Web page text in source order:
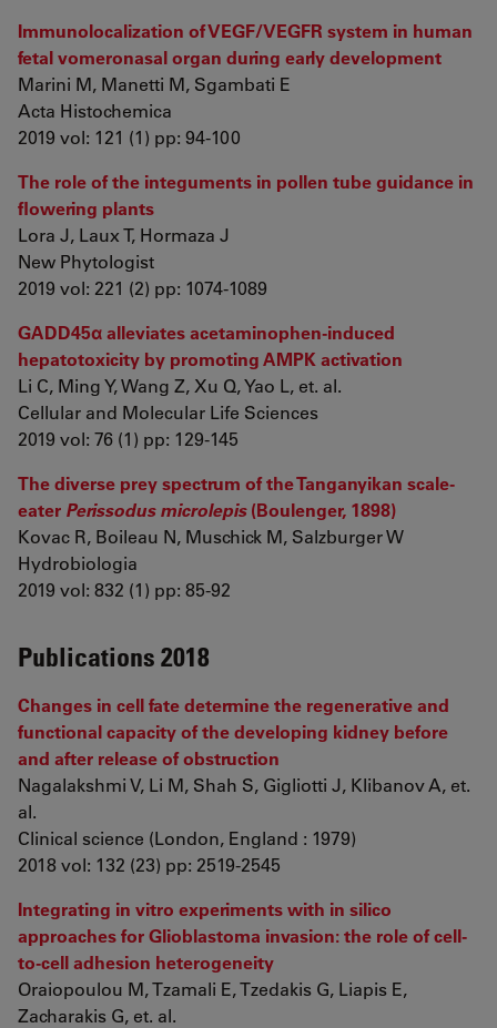
Immunolocalization of VEGF/VEGFR system in human
fetal vomeronasal organ during early development
Marini M, Manetti M, Sgambati E
Acta Histochemica
2019 vol: 121 (1) pp: 94-100
The role of the integuments in pollen tube guidance in
flowering plants
Lora J, Laux T, Hormaza J
New Phytologist
2019 vol: 221 (2) pp: 1074-1089
GADD45α alleviates acetaminophen-induced
hepatotoxicity by promoting AMPK activation
Li C, Ming Y, Wang Z, Xu Q, Yao L, et. al.
Cellular and Molecular Life Sciences
2019 vol: 76 (1) pp: 129-145
The diverse prey spectrum of the Tanganyikan scale-
eater Perissodus microlepis(Boulenger, 1898)
Kovac R, Boileau N, Muschick M, Salzburger W
Hydrobiologia
2019 vol: 832 (1) pp: 85-92
Publications 2018
Changes in cell fate determine the regenerative and
functional capacity of the developing kidney before
and after release of obstruction
Nagalakshmi V, Li M, Shah S, Gigliotti J, Klibanov A, et.
al.
Clinical science (London, England : 1979)
2018 vol: 132 (23) pp: 2519-2545
Integrating in vitro experiments with in silico
approaches for Glioblastoma invasion: the role of cell-
to-cell adhesion heterogeneity
Oraiopoulou M, Tzamali E, Tzedakis G, Liapis E,
Zacharakis G, et. al.